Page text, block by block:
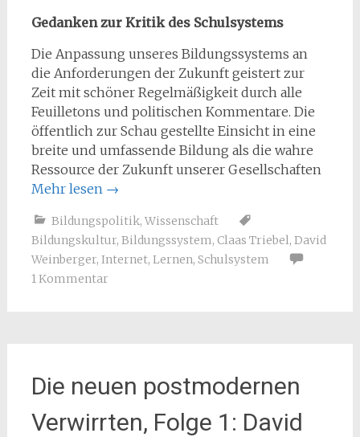
Gedanken zur Kritik des Schulsystems
Die Anpassung unseres Bildungssystems an
die Anforderungen der Zukunft geistert zur
Zeit mit schöner Regelmäßigkeit durch alle
Feuilletons und politischen Kommentare. Die
öffentlich zur Schau gestellte Einsicht in eine
breite und umfassende Bildung als die wahre
Ressource der Zukunft unserer Gesellschaften
Mehr lesen →
Bildungspolitik, Wissenschaft
Bildungskultur, Bildungssystem, Claas Triebel, David
Weinberger, Internet, Lernen, Schulsystem
1 Kommentar
Die neuen postmodernen
Verwirrten, Folge 1: David